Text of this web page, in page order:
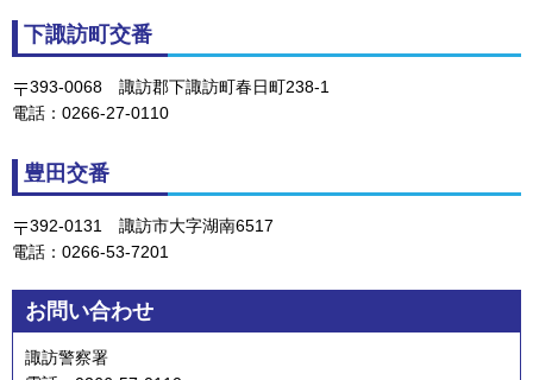
下諏訪町交番
393-0068 諏訪郡下諏訪町春日町238-1
電話：0266-27-0110
豊田交番
392-0131 諏訪市大字湖南6517
電話：0266-53-7201
お問い合わせ
諏訪警察署